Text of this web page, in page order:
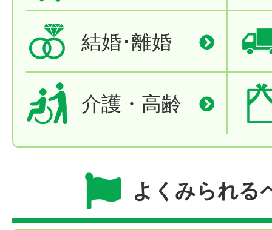
結婚･離婚
介護・高齢
よくみられる